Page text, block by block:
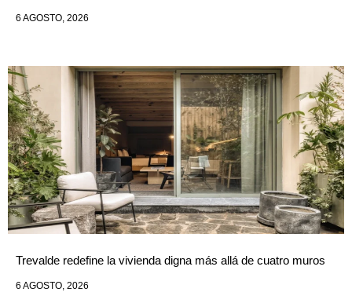
6 AGOSTO, 2026
Trevalde redefine la vivienda digna más allá de cuatro muros
6 AGOSTO, 2026